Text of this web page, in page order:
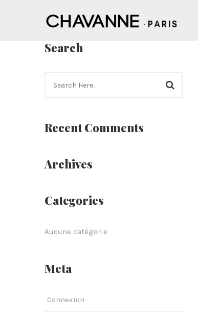
Search
Recent Comments
Archives
Categories
Aucune catégorie
Meta
Connexion